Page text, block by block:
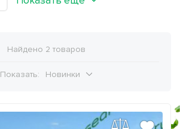
Найдено 2 товаров
Показать: Новинки